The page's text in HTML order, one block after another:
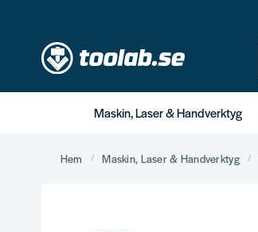
Maskin, Laser & Handverktyg
Hem Maskin, Laser & Handverktyg